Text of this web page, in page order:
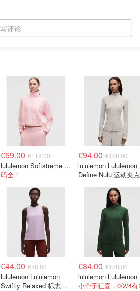
评论
€59.00 €118.00
lululemon Softstreme 半拉链长袖上衣
码全！
€94.00 €128.00
lululemon Lululemon
Define Nulu 运动夹克
€44.00 €58.00
lululemon Lululemon
Swiftly Relaxed 标志背
€84.00 €128.00
小个子狂喜，0/2/4